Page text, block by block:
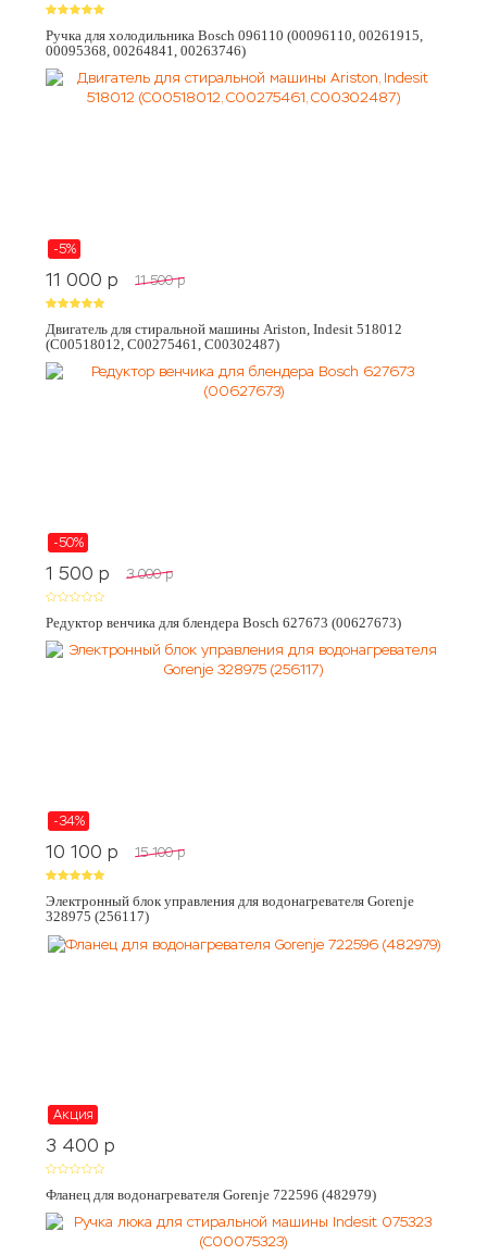
Ручка для холодильника Bosch 096110 (00096110, 00261915,
00095368, 00264841, 00263746)
-5%
11 000 p 11 500 p
Двигатель для стиральной машины Ariston, Indesit 518012
(C00518012, C00275461, C00302487)
-50%
1 500 p 3 000 p
Редуктор венчика для блендера Bosch 627673 (00627673)
-34%
10 100 p 15 100 p
Электронный блок управления для водонагревателя Gorenje
328975 (256117)
Акция
3 400 p
Фланец для водонагревателя Gorenje 722596 (482979)